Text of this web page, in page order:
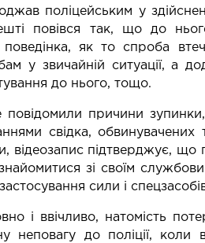
поліцейським у
повівся так, що до
як то спроба
у звичайній ситуації, а
до нього, тощо.
повідомили причини
свідка, обвинувачених
відеозапис підтверджує, що
зі своїм
сили і
і ввічливо, натомість
неповагу до поліції, коли